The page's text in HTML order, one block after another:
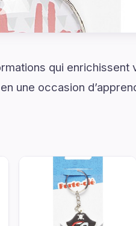
qui enrichissent
une occasion